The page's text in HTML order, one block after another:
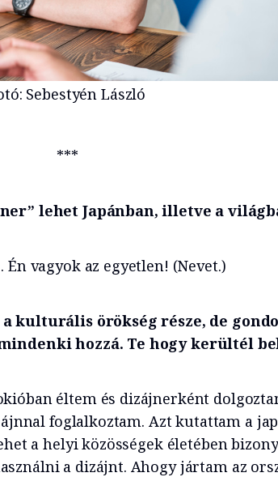
Sebestyén László
***
lehet Japánban, illetve a
vagyok az egyetlen! (Nevet.)
kulturális örökség része, de
hozzá. Te hogy kerültél
éltem és dizájnerként
foglalkoztam. Azt kutattam a
a helyi közösségek életében
a dizájnt. Ahogy jártam az